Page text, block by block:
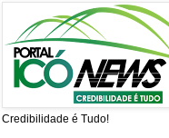
Credibilidade é Tudo!